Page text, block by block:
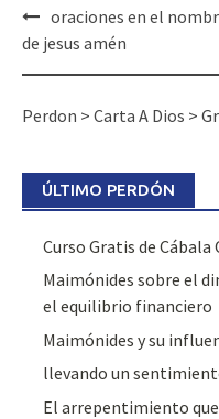
Post
navigation
oraciones en el
de jesus amén
Perdon > Carta A Dios >
ÚLTIMO PERDÓN
Curso Gratis de Cábala
Maimónides sobre el
el equilibrio financiero
Maimónides y su
llevando un
El arrepentimiento